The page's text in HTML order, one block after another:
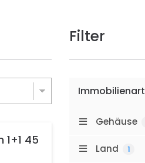
45
Filter
Immobilienart
Gehäuse
Land 1